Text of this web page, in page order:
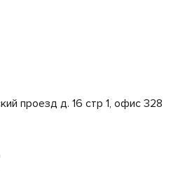
проезд д. 16 стр 1, офис 328